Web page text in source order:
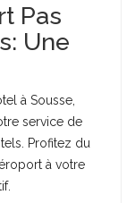
Pas
Une
à Sousse,
service de
Profitez du
à votre